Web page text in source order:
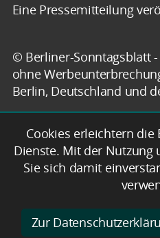
Eine Pressemitteilung
© Berliner-Sonntagsblatt
ohne
Berlin, Deutschland und
Cookies erleichtern
Dienste. Mit der Nutzung
Sie sich damit
Zur